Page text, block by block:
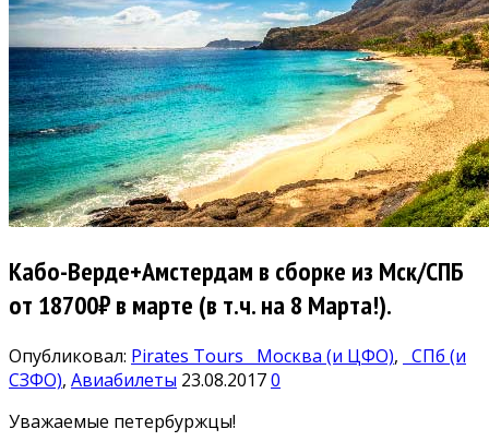
Кабо-Верде+Амстердам в сборке из Мск/СПБ
от 18700₽ в марте (в т.ч. на 8 Марта!).
Опубликовал: Pirates Tours Москва (и ЦФО), СПб (и
СЗФО), Авиабилеты 23.08.20170
Уважаемые петербуржцы!